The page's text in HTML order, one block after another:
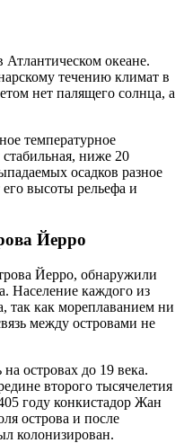
океане.
течению климат в
нет палящего солнца, а
температурное
ниже 20
осадков разное
высоты рельефа и
Йерро
Йерро, обнаружили
Население каждого из
так как мореплаванием ни
между островами не
островах до 19 века.
второго тысячелетия
году конкистадор Жан
острова и после
колонизирован.